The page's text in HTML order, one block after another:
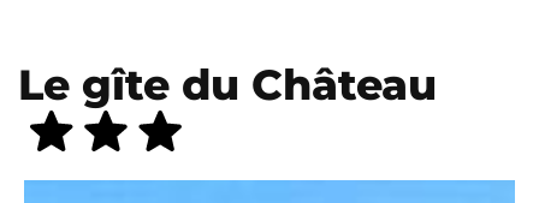
Le gîte du Château